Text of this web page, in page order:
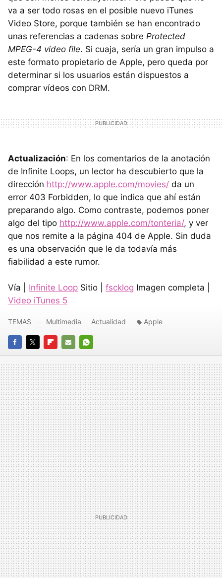
va a ser todo rosas en el posible nuevo iTunes
Video Store, porque también se han encontrado
unas referencias a cadenas sobre Protected
MPEG-4 video file. Si cuaja, sería un gran impulso a
este formato propietario de Apple, pero queda por
determinar si los usuarios están dispuestos a
comprar vídeos con DRM.
Actualización: En los comentarios de la anotación
de Infinite Loops, un lector ha descubierto que la
dirección http://www.apple.com/movies/ da un
error 403 Forbidden, lo que indica que ahí están
preparando algo. Como contraste, podemos poner
algo del tipo http://www.apple.com/tonteria/, y ver
que nos remite a la página 404 de Apple. Sin duda
es una observación que le da todavía más
fiabilidad a este rumor.
Vía | Infinite Loop Sitio | fscklog Imagen completa |
Video iTunes 5
FACEBOOK
TWITTERFLIPBOARD
E-
MAIL
WHATSAPP
TEMAS Multimedia Actualidad Apple